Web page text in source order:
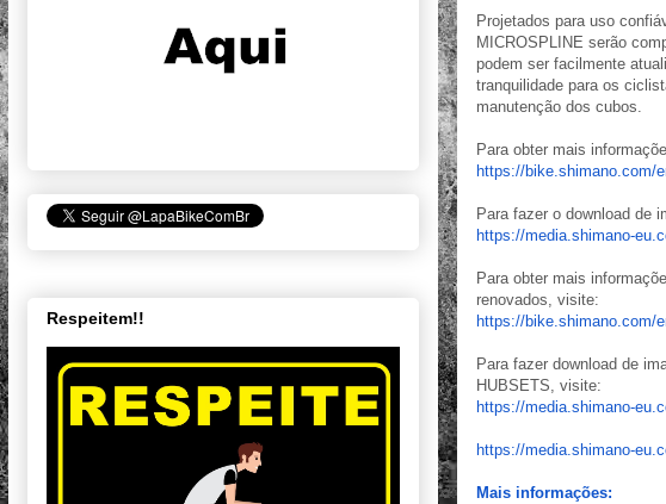
Projetados para uso
MICROSPLINE serão
podem ser facilmente
tranquilidade para os
manutenção dos cubos.
Para obter mais
https://bike.shimano.com/
Para fazer o download de
https://media.shimano-
Para obter mais
renovados, visite:
https://bike.shimano.com/
Para fazer download de
HUBSETS, visite:
https://media.shimano-
https://media.shimano-
Mais informações:
Respeitem!!